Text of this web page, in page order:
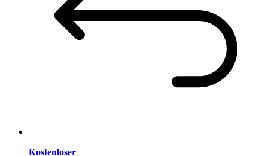
Kostenloser